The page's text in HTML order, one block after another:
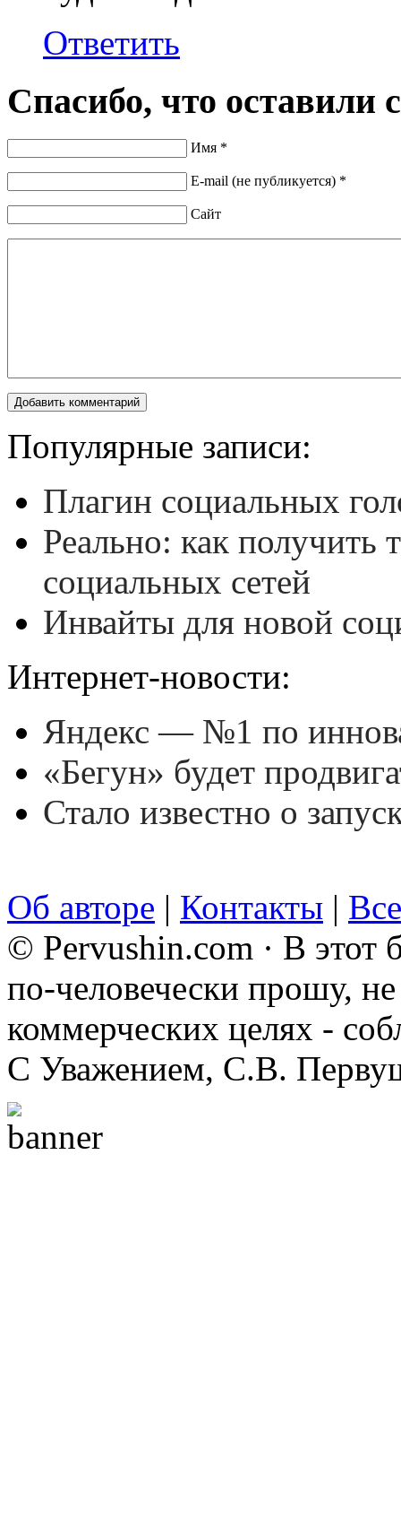
Ответить
Спасибо, что оставили
Имя *
E-mail (не публикуется) *
Сайт
Популярные записи:
Плагин социальных
Реально: как получить
социальных сетей
Инвайты для новой
Интернет-новости:
Яндекс — №1 по
«Бегун» будет
Стало известно о
Об авторе | Контакты |
© Pervushin.com · В этот
по-человечески прошу,
коммерческих целях -
С Уважением, С.В.